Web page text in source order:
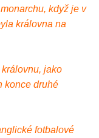
když je v
královna na
jako
konce druhé
fotbalové